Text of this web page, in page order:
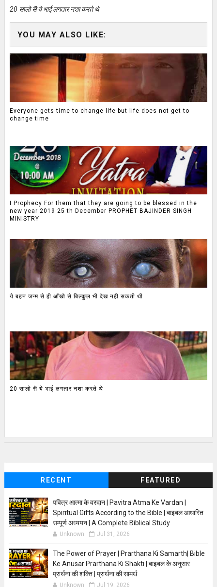
20 सालो सॆ ये भाई लगतार नशा करते थे
YOU MAY ALSO LIKE:
Everyone gets time to change life but life does not get to
change time
I Prophecy For them that they are going to be blessed in the
new year 2019 25 th December PROPHET BAJINDER SINGH
MINISTRY
ये बहन जन्म से ही आँखो से बिल्कुल भी देख नही सकती थी
20 सालो सॆ ये भाई लगतार नशा करते थे
RECENT FEATURED
पवित्र आत्मा के वरदान | Pavitra Atma Ke Vardan |
Spiritual Gifts According to the Bible | बाइबल आधारित
सम्पूर्ण अध्ययन | A Complete Biblical Study
Unknown Jul 31, 2026
The Power of Prayer | Prarthana Ki Samarth| Bible
Ke Anusar Prarthana Ki Shakti | बाइबल के अनुसार
प्रार्थना की शक्ति | प्रार्थना की सामर्थ
Unknown Jul 19, 2026